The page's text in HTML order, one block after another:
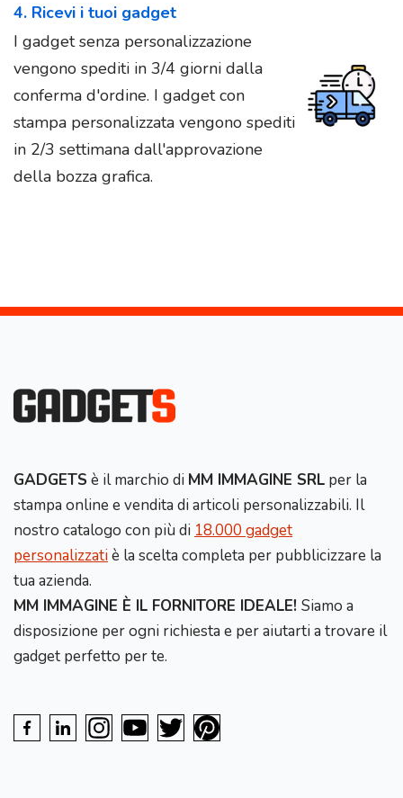
4. Ricevi i tuoi gadget
I gadget senza personalizzazione
vengono spediti in 3/4 giorni dalla
conferma d'ordine. I gadget con
stampa personalizzata vengono spediti
in 2/3 settimana dall'approvazione
della bozza grafica.
GADGETS è il marchio di MM IMMAGINE SRL per la
stampa online e vendita di articoli personalizzabili. Il
nostro catalogo con più di 18.000 gadget
personalizzatiè la scelta completa per pubblicizzare la
tua azienda.
MM IMMAGINE È IL FORNITORE IDEALE! Siamo a
disposizione per ogni richiesta e per aiutarti a trovare il
gadget perfetto per te.